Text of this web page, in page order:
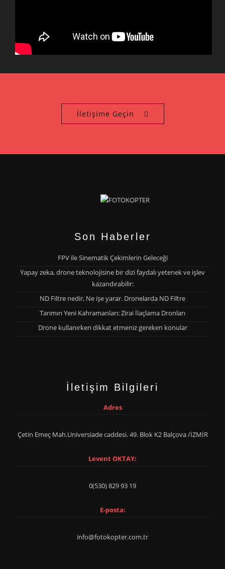
İletişime Geçin
Son Haberler
FPV ile Sinematik Çekimlerin Geleceği
Yapay zeka, drone teknolojisine bir dizi faydalı yetenek ve işlev
kazandırabilir:
ND Filtre nedir, Ne işe yarar. Dronelarda ND Filtre
Tarımın Yeni Kahramanları: Zirai İlaçlama Dronları
Drone kullanırken dikkat etmeniz gereken konular
İletişim Bilgileri
Adres
Çetin Emeç Mah.Universiade caddesi. 49. Blok K2 Balçova /İZMİR
Levent OKTAY:
0(530) 829 93 19
E-posta:
info@fotokopter.com.tr